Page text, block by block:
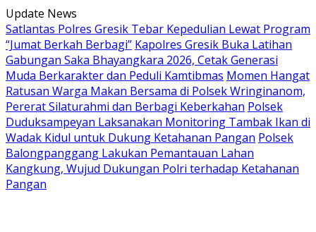
Langsung
ke
konten
Update News
Satlantas Polres Gresik Tebar Kepedulian Lewat Program
“Jumat Berkah Berbagi” Kapolres Gresik Buka Latihan
Gabungan Saka Bhayangkara 2026, Cetak Generasi
Muda Berkarakter dan Peduli Kamtibmas Momen Hangat
Ratusan Warga Makan Bersama di Polsek Wringinanom,
Pererat Silaturahmi dan Berbagi Keberkahan Polsek
Duduksampeyan Laksanakan Monitoring Tambak Ikan di
Wadak Kidul untuk Dukung Ketahanan Pangan Polsek
Balongpanggang Lakukan Pemantauan Lahan
Kangkung, Wujud Dukungan Polri terhadap Ketahanan
Pangan